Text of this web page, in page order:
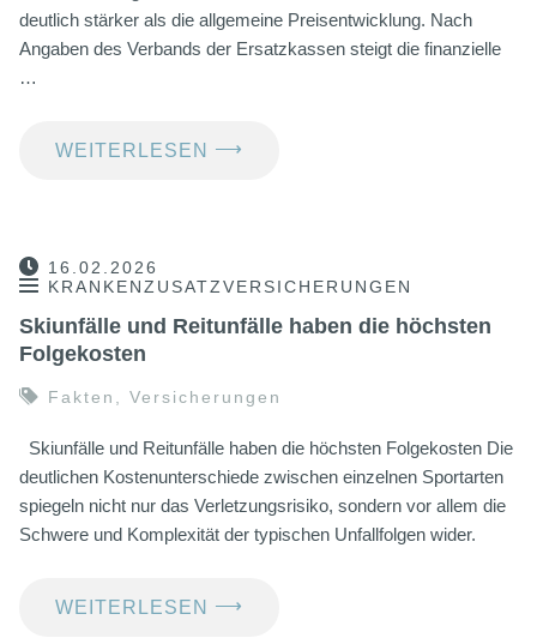
deutlich stärker als die allgemeine Preisentwicklung. Nach
Angaben des Verbands der Ersatzkassen steigt die finanzielle
…
WEITERLESEN ⟶
16.02.2026
KRANKENZUSATZVERSICHERUNGEN
Skiunfälle und Reitunfälle haben die höchsten
Folgekosten
Fakten Versicherungen
Skiunfälle und Reitunfälle haben die höchsten Folgekosten Die
deutlichen Kostenunterschiede zwischen einzelnen Sportarten
spiegeln nicht nur das Verletzungsrisiko, sondern vor allem die
Schwere und Komplexität der typischen Unfallfolgen wider.
WEITERLESEN ⟶